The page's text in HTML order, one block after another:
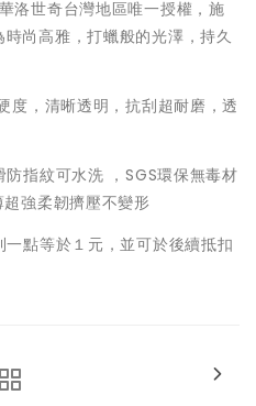
洛世奇台灣地區唯一授權，施
尚高雅，打蠟般的光澤，持久
，清晰透明，抗刮超耐磨，透
指紋可水洗 ，SGS環保無毒材
強柔韌擠壓不變形
點等於１元，並可於後續抵扣